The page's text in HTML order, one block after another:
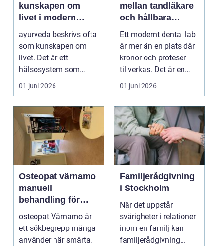
kunskapen om
livet i modern
vardag
ayurveda beskrivs ofta
som kunskapen om
livet. Det är ett
hälsosystem som
betonar balans, helhet
och...
01 juni 2026
mellan tandläkare
och hållbara
leenden
Ett modernt dental lab
är mer än en plats där
kronor och proteser
tillverkas. Det är en
teknisk och ...
01 juni 2026
Osteopat värnamo
manuell
behandling för
minskad smärta
och Ökad rörlighet
osteopat Värnamo är
ett sökbegrepp många
använder när smärta,
Familjerådgivning
i Stockholm
När det uppstår
svårigheter i relationer
inom en familj kan
familjerådgivning...